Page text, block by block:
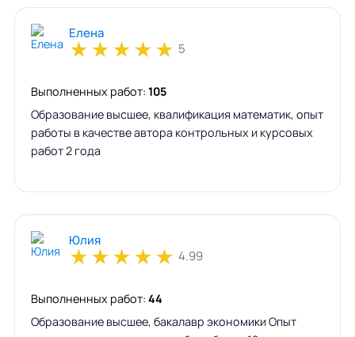
Елена
★★★★★ 5
Выполненных работ: 105
Образование высшее, квалификация математик, опыт
работы в качестве автора контрольных и курсовых
работ 2 года
Юлия
★★★★★ 4.99
Выполненных работ: 44
Образование высшее, бакалавр экономики Опыт